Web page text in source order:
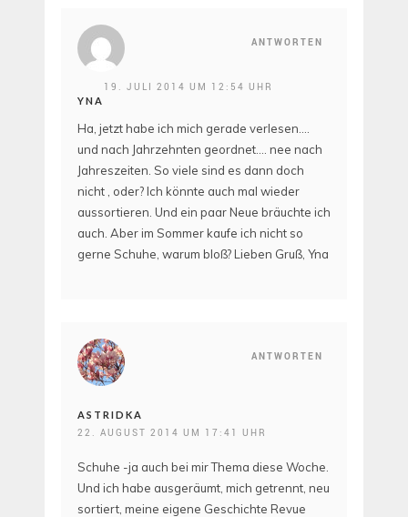
ANTWORTEN
YNA
19. JULI 2014 UM 12:54 UHR
Ha, jetzt habe ich mich gerade verlesen….
und nach Jahrzehnten geordnet…. nee nach
Jahreszeiten. So viele sind es dann doch
nicht , oder? Ich könnte auch mal wieder
aussortieren. Und ein paar Neue bräuchte ich
auch. Aber im Sommer kaufe ich nicht so
gerne Schuhe, warum bloß? Lieben Gruß, Yna
ANTWORTEN
ASTRIDKA
22. AUGUST 2014 UM 17:41 UHR
Schuhe -ja auch bei mir Thema diese Woche.
Und ich habe ausgeräumt, mich getrennt, neu
sortiert, meine eigene Geschichte Revue